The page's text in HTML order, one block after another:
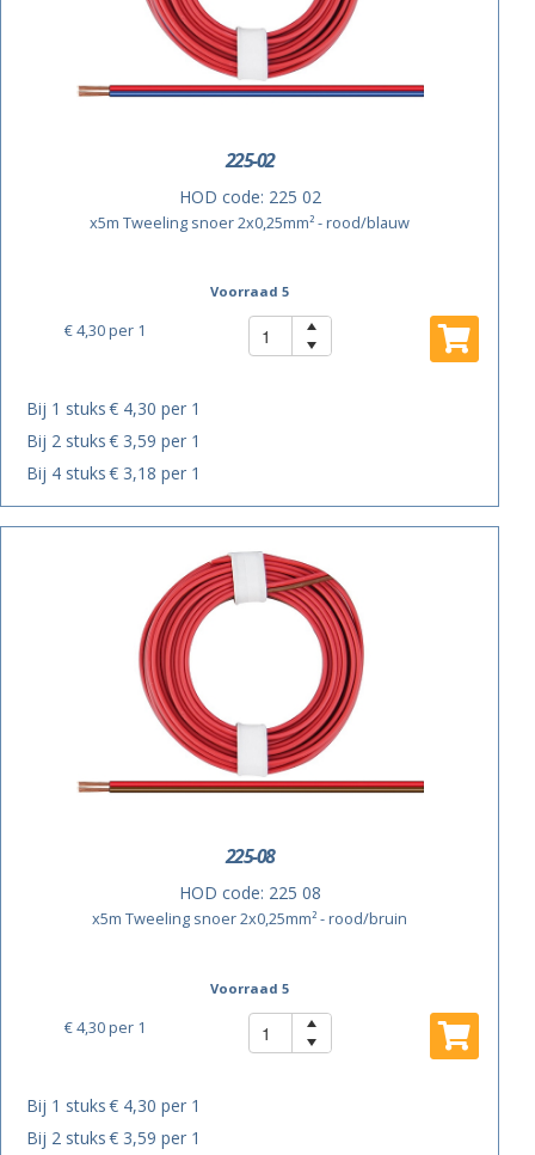
225-02
HOD code: 225 02
x5m Tweeling snoer 2x0,25mm² - rood/blauw
Voorraad 5
€ 4,30per 1
Bij 1 stuks€ 4,30 per 1
Bij 2 stuks€ 3,59 per 1
Bij 4 stuks€ 3,18 per 1
225-08
HOD code: 225 08
x5m Tweeling snoer 2x0,25mm² - rood/bruin
Voorraad 5
€ 4,30per 1
Bij 1 stuks€ 4,30 per 1
Bij 2 stuks€ 3,59 per 1